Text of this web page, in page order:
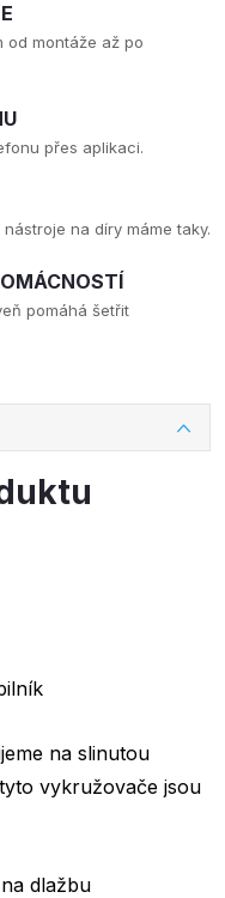
od montáže až po
přes aplikaci.
na díry máme taky.
pomáhá šetřit
na slinutou
vykružovače jsou
dlažbu